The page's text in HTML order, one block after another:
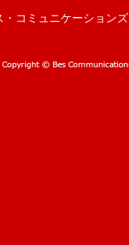
・コミュニケーションズ